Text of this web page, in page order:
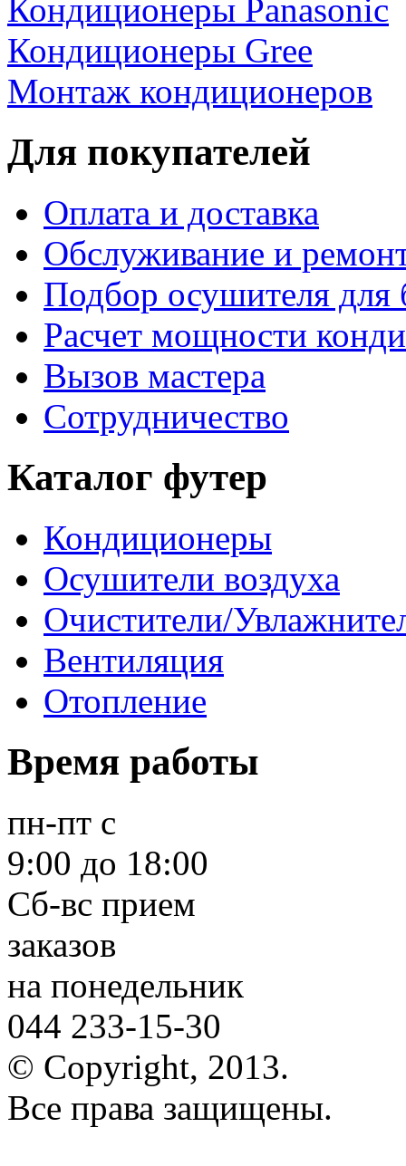
Кондиционеры Panasonic
Кондиционеры Gree
Монтаж кондиционеров
Для покупателей
Оплата и доставка
Обслуживание и
Подбор осушителя для
Расчет мощности
Вызов мастера
Сотрудничество
Каталог футер
Кондиционеры
Осушители воздуха
Очистители/
Вентиляция
Отопление
Время работы
пн-пт с
9:00 до 18:00
Сб-вс прием
заказов
на понедельник
044 233-15-30
© Copyright, 2013.
Все права защищены.